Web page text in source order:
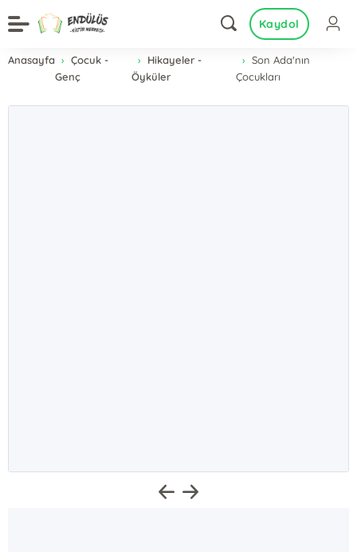
Kaydol
Anasayfa
Çocuk -
Genç
Hikayeler -
Öyküler
Son Ada'nın
Çocukları